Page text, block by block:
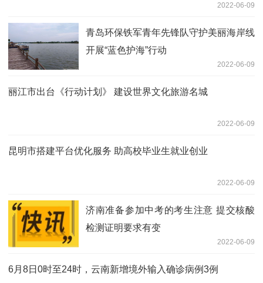
2022-06-09
青岛环保铁军青年先锋队守护美丽海岸线
开展“蓝色护海”行动
2022-06-09
丽江市出台《行动计划》 建设世界文化旅游名城
2022-06-09
昆明市搭建平台优化服务 助高校毕业生就业创业
2022-06-09
济南准备参加中考的考生注意 提交核酸
检测证明要求有变
2022-06-09
6月8日0时至24时，云南新增境外输入确诊病例3例